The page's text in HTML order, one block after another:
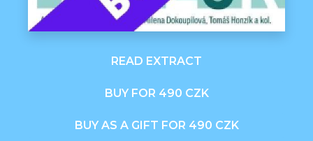
READ EXTRACT
BUY FOR 490 CZK
BUY AS A GIFT FOR 490 CZK